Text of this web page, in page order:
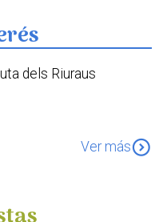
dels Riuraus
Ver másexpand_circle_down